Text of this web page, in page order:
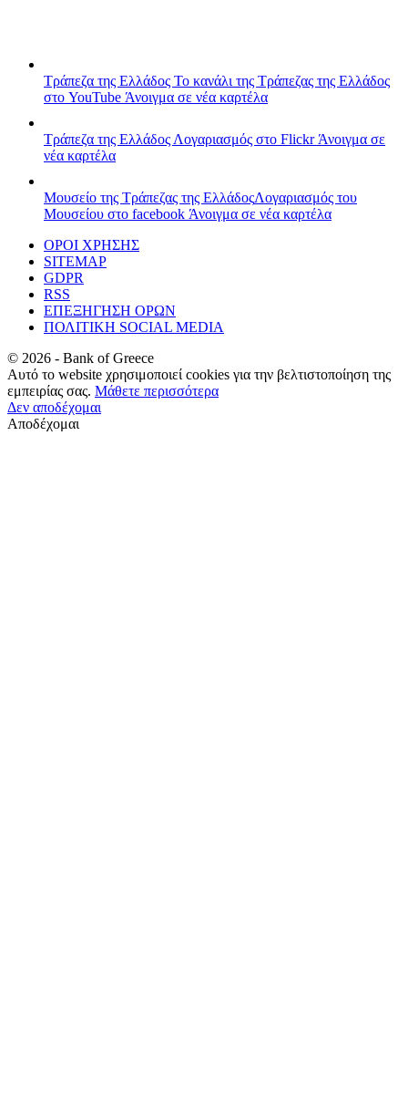
Τράπεζα της Ελλάδος Το κανάλι της Τράπεζας της Ελλάδος
στο YouTube Άνοιγμα σε νέα καρτέλα
Τράπεζα της Ελλάδος Λογαριασμός στο FlickrΆνοιγμα σε
νέα καρτέλα
Μουσείο της Τράπεζας της ΕλλάδοςΛογαριασμός του
Μουσείου στο facebook Άνοιγμα σε νέα καρτέλα
ΟΡΟΙ ΧΡΗΣΗΣ
SITEMAP
GDPR
RSS
ΕΠΕΞΗΓΗΣΗ ΟΡΩΝ
ΠΟΛΙΤΙΚΗ SOCIAL MEDIA
© 2026 - Bank of Greece
Αυτό το website χρησιμοποιεί cookies για την βελτιστοποίηση της
εμπειρίας σας. Μάθετε περισσότερα
Δεν αποδέχομαι
Αποδέχομαι